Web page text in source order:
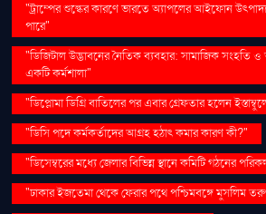
"ট্রাম্পের শুল্কের কারণে ভারতে অ্যাপলের আইফোন
পারে"
"ডিজিটাল উদ্ভাবনের নৈতিক ব্যবহার: সামাজিক সংহতি ও
একটি কর্মশালা"
"ডিপ্লোমা ডিগ্রি বাতিলের পর এবার গ্রেফতার হলেন
"ডিসি পদে কর্মকর্তাদের আগ্রহ হঠাৎ কমার কারণ কী?"
"ডিসেম্বরের মধ্যে জেলার বিভিন্ন স্থানে কমিটি গঠনের
"ঢাকার ইজতেমা থেকে ফেরার পথে পশ্চিমবঙ্গে মুসলিম